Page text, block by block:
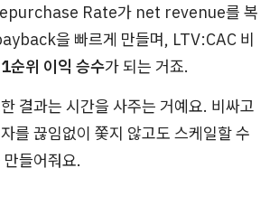
Rate가 net revenue를 복
을 빠르게 만들며, LTV:CAC 비
1순위 이익 승수가 되는 거죠.
결과는 시간을 사주는 거예요. 비싸고
를 끊임없이 쫓지 않고도 스케일할 수
들어줘요.